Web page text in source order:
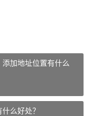
加地址位置有什么
么好处？